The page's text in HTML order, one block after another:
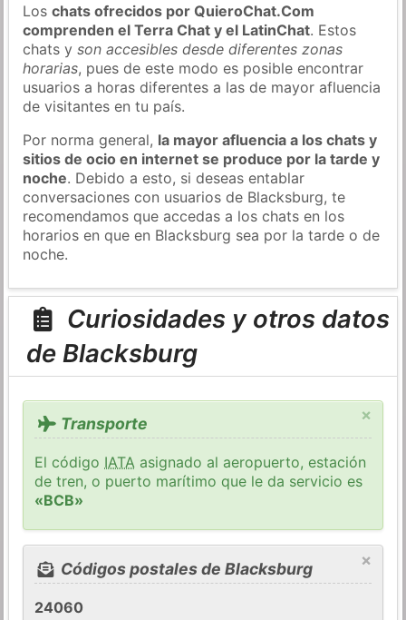
Loschats ofrecidos por QuieroChat.Com
comprenden el Terra Chat y el LatinChat. Estos
chats yson accesibles desde diferentes zonas
horarias, pues de este modo es posible encontrar
usuarios a horas diferentes a las de mayor afluencia
de visitantes en tu país.
Por norma general, la mayor afluencia a los chats y
sitios de ocio en internet se produce por la tarde y
noche. Debido a esto, si deseas entablar
conversaciones con usuarios de Blacksburg, te
recomendamos que accedas a los chats en los
horarios en que en Blacksburg sea por la tarde o de
noche.
Curiosidades y otros datos
de Blacksburg
×
Transporte
El código IATA asignado al aeropuerto, estación
de tren, o puerto marítimo que le da servicio es
«BCB»
×
Códigos postales de Blacksburg
24060